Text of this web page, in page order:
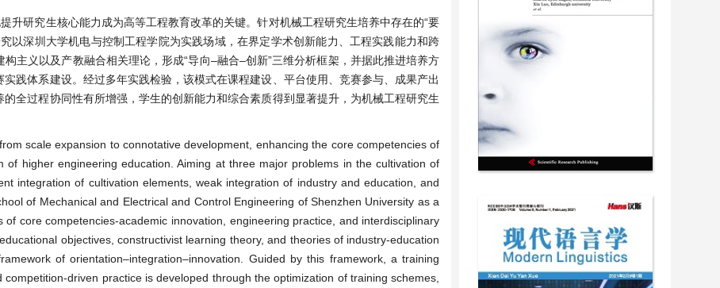
升研究生核心能力成为高等工程教育改革的关键。针对机械工程研究生培养中存在的“要
以深圳大学机电与控制工程学院为实践场域，在界定学术创新能力、工程实践能力和跨
主义以及产教融合相关理论，形成“导向–融合–创新”三维分析框架，并据此推进培养方
践体系建设。经过多年实践检验，该模式在课程建设、平台使用、竞赛参与、成果产出
全过程协同性有所增强，学生的创新能力和综合素质得到显著提升，为机械工程研究生
scale expansion to connotative development, enhancing the core competencies of
higher engineering education. Aiming at three major problems in the cultivation of
integration of cultivation elements, weak integration of industry and education, and
of Mechanical and Electrical and Control Engineering of Shenzhen University as a
core competencies-academic innovation, engineering practice, and interdisciplinary
objectives, constructivist learning theory, and theories of industry-education
of orientation–integration–innovation. Guided by this framework, a training
driven practice is developed through the optimization of training schemes,